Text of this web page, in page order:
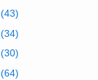
(43)
(34)
(30)
(64)